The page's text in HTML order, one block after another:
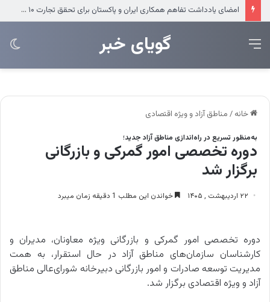
ضرب‌الاجل مدیرعامل سازمان منطقه آزاد انزلی برای تکمیل پروژه‌های عمرانی
‌‌‌گویای خبر منو
خانه / مناطق آزاد و ویژه اقتصادی
به‌منظور تسریع در راه‌اندازی مناطق آزاد جدید؛
دوره تخصصی امور گمرکی و بازرگانی
برگزار شد
۲۲ اردیبهشت , ۱۴۰۵ خواندن این مطلب 1 دقیقه زمان میبرد
دوره تخصصی امور گمرکی و بازرگانی ویژه معاونان، مدیران و
کارشناسان سازمان‌های مناطق آزاد در حال استقرار، به همت
مدیریت توسعه صادرات و امور بازرگانی دبیرخانه شورای‌عالی مناطق
آزاد و ویژه اقتصادی برگزار شد.